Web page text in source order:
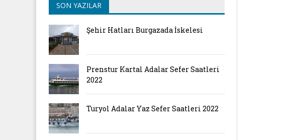
SON YAZILAR
Şehir Hatları Burgazada İskelesi
Prenstur Kartal Adalar Sefer Saatleri
2022
Turyol Adalar Yaz Sefer Saatleri 2022